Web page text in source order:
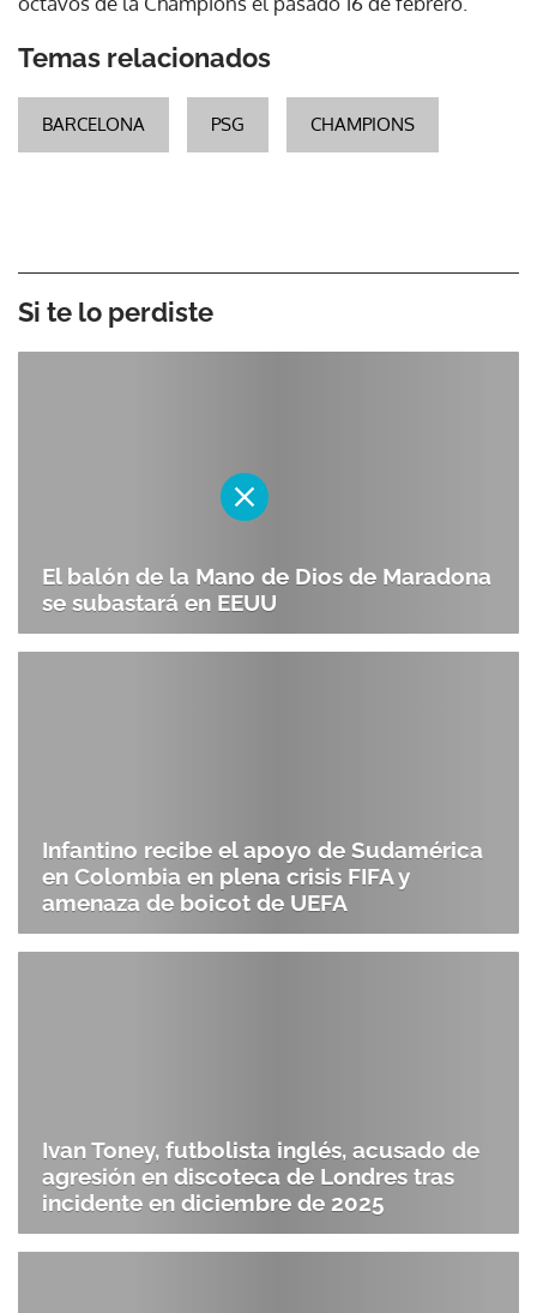
Gracias por suscribirte a nuestro boletín.
Temas relacionados
BARCELONA PSG CHAMPIONS
Si te lo perdiste
El balón de la Mano de Dios de Maradona
se subastará en EEUU
Infantino recibe el apoyo de Sudamérica
en Colombia en plena crisis FIFA y
amenaza de boicot de UEFA
Ivan Toney, futbolista inglés, acusado de
agresión en discoteca de Londres tras
incidente en diciembre de 2025